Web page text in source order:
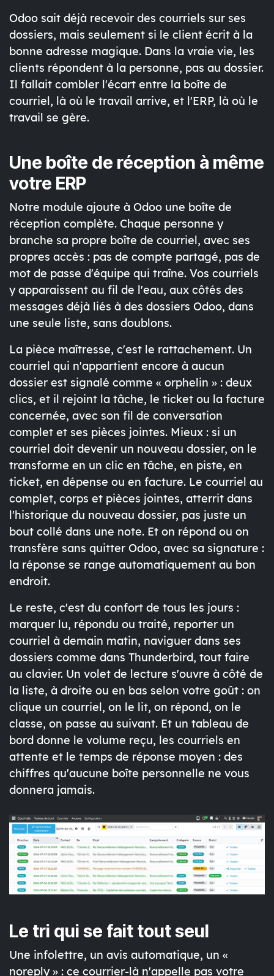
Odoo sait déjà recevoir des courriels sur ses
dossiers, mais seulement si le client écrit à la
bonne adresse magique. Dans la vraie vie, les
clients répondent à la personne, pas au dossier.
Il fallait combler l'écart entre la boîte de
courriel, là où le travail arrive, et l'ERP, là où le
travail se gère.
Une boîte de réception à même
votre ERP
Notre module ajoute à Odoo une boîte de
réception complète. Chaque personne y
branche sa propre boîte de courriel, avec ses
propres accès : pas de compte partagé, pas de
mot de passe d'équipe qui traîne. Vos courriels
y apparaissent au fil de l'eau, aux côtés des
messages déjà liés à des dossiers Odoo, dans
une seule liste, sans doublons.
La pièce maîtresse, c'est le rattachement. Un
courriel qui n'appartient encore à aucun
dossier est signalé comme « orphelin » : deux
clics, et il rejoint la tâche, le ticket ou la facture
concernée, avec son fil de conversation
complet et ses pièces jointes. Mieux : si un
courriel doit devenir un nouveau dossier, on le
transforme en un clic en tâche, en piste, en
ticket, en dépense ou en facture. Le courriel au
complet, corps et pièces jointes, atterrit dans
l'historique du nouveau dossier, pas juste un
bout collé dans une note. Et on répond ou on
transfère sans quitter Odoo, avec sa signature :
la réponse se range automatiquement au bon
endroit.
Le reste, c'est du confort de tous les jours :
marquer lu, répondu ou traité, reporter un
courriel à demain matin, naviguer dans ses
dossiers comme dans Thunderbird, tout faire
au clavier. Un volet de lecture s'ouvre à côté de
la liste, à droite ou en bas selon votre goût : on
clique un courriel, on le lit, on répond, on le
classe, on passe au suivant. Et un tableau de
bord donne le volume reçu, les courriels en
attente et le temps de réponse moyen : des
chiffres qu'aucune boîte personnelle ne vous
donnera jamais.
Le tri qui se fait tout seul
Une infolettre, un avis automatique, un «
noreply » : ce courrier-là n'appelle pas votre